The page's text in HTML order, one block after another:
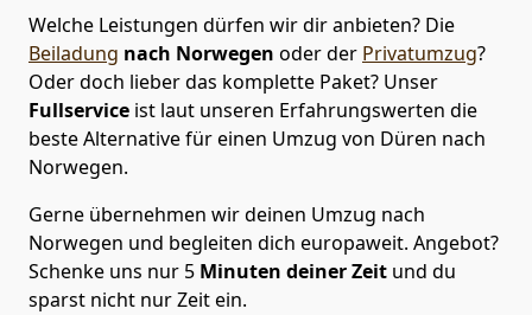
Welche Leistungen dürfen wir dir anbieten? Die
Beiladung nach Norwegen oder der Privatumzug?
Oder doch lieber das komplette Paket? Unser
Fullservice ist laut unseren Erfahrungswerten die
beste Alternative für einen Umzug von Düren nach
Norwegen.
Gerne übernehmen wir deinen Umzug nach
Norwegen und begleiten dich europaweit. Angebot?
Schenke uns nur 5 Minuten deiner Zeit und du
sparst nicht nur Zeit ein.